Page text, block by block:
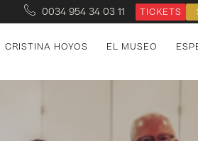
0034 954 34 03 11 TICKETS
CRISTINA HOYOS EL MUSEO